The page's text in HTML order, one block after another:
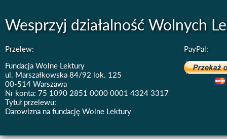
Wesprzyj działalność Wolnych
Przelew:
Fundacja Wolne Lektury
ul. Marszałkowska 84/92 lok. 125
00-514 Warszawa
Nr konta: 75 1090 2851 0000 0001 4324 3317
Tytuł przelewu:
Darowizna na fundację Wolne Lektury
PayPal: